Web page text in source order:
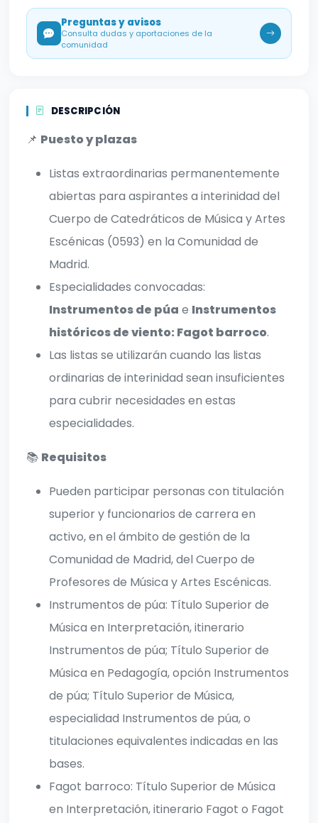
Preguntas y avisos
Consulta dudas y aportaciones de la
comunidad
DESCRIPCIÓN
📌 Puesto y plazas
Listas extraordinarias permanentemente
abiertas para aspirantes a interinidad del
Cuerpo de Catedráticos de Música y Artes
Escénicas (0593) en la Comunidad de
Madrid.
Especialidades convocadas:
Instrumentos de púa e Instrumentos
históricos de viento: Fagot barroco.
Las listas se utilizarán cuando las listas
ordinarias de interinidad sean insuficientes
para cubrir necesidades en estas
especialidades.
📚 Requisitos
Pueden participar personas con titulación
superior y funcionarios de carrera en
activo, en el ámbito de gestión de la
Comunidad de Madrid, del Cuerpo de
Profesores de Música y Artes Escénicas.
Instrumentos de púa: Título Superior de
Música en Interpretación, itinerario
Instrumentos de púa; Título Superior de
Música en Pedagogía, opción Instrumentos
de púa; Título Superior de Música,
especialidad Instrumentos de púa, o
titulaciones equivalentes indicadas en las
bases.
Fagot barroco: Título Superior de Música
en Interpretación, itinerario Fagot o Fagot